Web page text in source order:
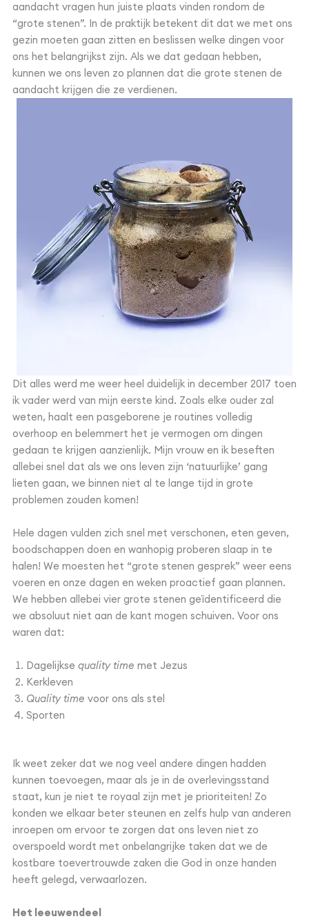
aandacht vragen hun juiste plaats vinden rondom de
“grote stenen”. In de praktijk betekent dit dat we met ons
gezin moeten gaan zitten en beslissen welke dingen voor
ons het belangrijkst zijn. Als we dat gedaan hebben,
kunnen we ons leven zo plannen dat die grote stenen de
aandacht krijgen die ze verdienen.
Dit alles werd me weer heel duidelijk in december 2017 toen
ik vader werd van mijn eerste kind. Zoals elke ouder zal
weten, haalt een pasgeborene je routines volledig
overhoop en belemmert het je vermogen om dingen
gedaan te krijgen aanzienlijk. Mijn vrouw en ik beseften
allebei snel dat als we ons leven zijn ‘natuurlijke’ gang
lieten gaan, we binnen niet al te lange tijd in grote
problemen zouden komen!
Hele dagen vulden zich snel met verschonen, eten geven,
boodschappen doen en wanhopig proberen slaap in te
halen! We moesten het “grote stenen gesprek” weer eens
voeren en onze dagen en weken proactief gaan plannen.
We hebben allebei vier grote stenen geïdentificeerd die
we absoluut niet aan de kant mogen schuiven. Voor ons
waren dat:
Dagelijkse quality time met Jezus
Kerkleven
Quality time voor ons als stel
Sporten
Ik weet zeker dat we nog veel andere dingen hadden
kunnen toevoegen, maar als je in de overlevingsstand
staat, kun je niet te royaal zijn met je prioriteiten! Zo
konden we elkaar beter steunen en zelfs hulp van anderen
inroepen om ervoor te zorgen dat ons leven niet zo
overspoeld wordt met onbelangrijke taken dat we de
kostbare toevertrouwde zaken die God in onze handen
heeft gelegd, verwaarlozen.
Het leeuwendeel